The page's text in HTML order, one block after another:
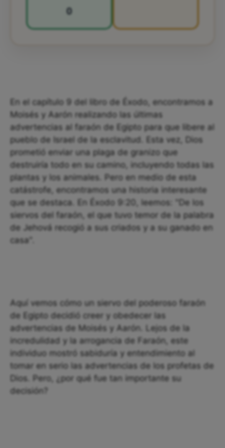
0
En el capítulo 9 del libro de Éxodo, encontramos a
Moisés y Aarón realizando las últimas
advertencias al faraón de Egipto para que libere al
pueblo de Israel de la esclavitud. Esta vez, Dios
prometió enviar una plaga de granizo que
destruiría todo en su camino, incluyendo todas las
plantas y los animales. Pero en medio de esta
catástrofe, encontramos una historia interesante
que se destaca. En Éxodo 9:20, leemos: "De los
siervos del faraón, el que tuvo temor de la palabra
de Jehová recogió a sus criados y a su ganado en
casa".
Aquí vemos cómo un siervo del poderoso faraón
de Egipto decidió creer y obedecer las
advertencias de Moisés y Aarón. Lejos de la
incredulidad y la arrogancia de Faraón, este
individuo mostró sabiduría y entendimiento al
tomar en serio las advertencias de los profetas de
Dios. Pero, ¿por qué fue tan importante su
decisión?